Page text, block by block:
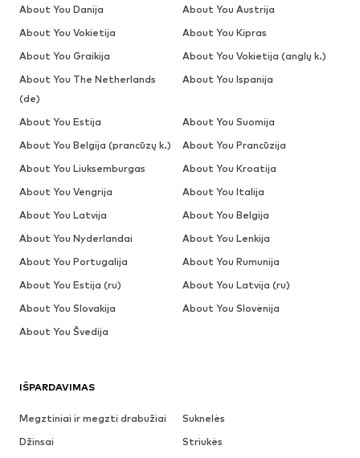
IŠPARDAVIMAS
Megztiniai ir megzti drabužiai
Suknelės
Džinsai
Striukės
About You Danija
About You Austrija
About You Vokietija
About You Kipras
About You Graikija
About You Vokietija (anglų k.)
About You The Netherlands
(de)
About You Ispanija
About You Estija
About You Suomija
About You Belgija (prancūzų k.)
About You Prancūzija
About You Liuksemburgas
About You Kroatija
About You Vengrija
About You Italija
About You Latvija
About You Belgija
About You Nyderlandai
About You Lenkija
About You Portugalija
About You Rumunija
About You Estija (ru)
About You Latvija (ru)
About You Slovakija
About You Slovėnija
About You Švedija